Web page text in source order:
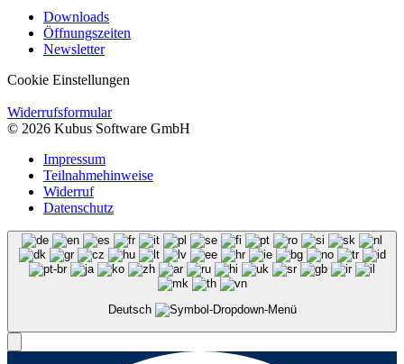
Downloads
Öffnungszeiten
Newsletter
Cookie Einstellungen
Widerrufsformular
© 2026 Kubus Software GmbH
Impressum
Teilnahmehinweise
Widerruf
Datenschutz
Deutsch